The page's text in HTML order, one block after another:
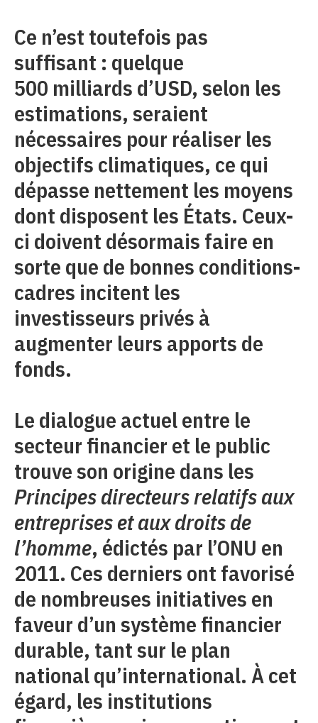
Ce n’est toutefois pas
suffisant : quelque
500 milliards d’USD, selon les
estimations, seraient
nécessaires pour réaliser les
objectifs climatiques, ce qui
dépasse nettement les moyens
dont disposent les États. Ceux-
ci doivent désormais faire en
sorte que de bonnes conditions-
cadres incitent les
investisseurs privés à
augmenter leurs apports de
fonds.
Le dialogue actuel entre le
secteur financier et le public
trouve son origine dans les
Principes directeurs relatifs aux
entreprises et aux droits de
l’homme, édictés par l’ONU en
2011. Ces derniers ont favorisé
de nombreuses initiatives en
faveur d’un système financier
durable, tant sur le plan
national qu’international. À cet
égard, les institutions